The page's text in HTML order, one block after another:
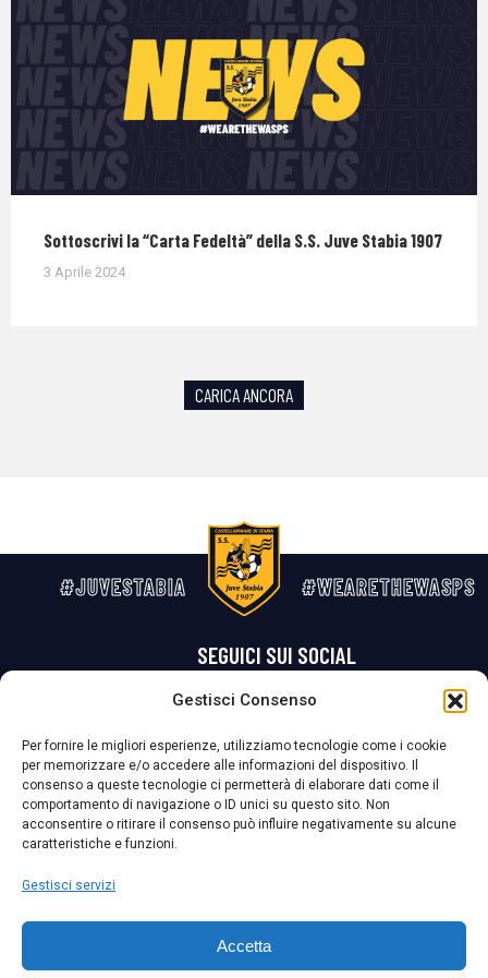
Gestisci Consenso
Per fornire le migliori esperienze, utilizziamo tecnologie come i cookie
per memorizzare e/o accedere alle informazioni del dispositivo. Il
consenso a queste tecnologie ci permetterà di elaborare dati come il
comportamento di navigazione o ID unici su questo sito. Non
acconsentire o ritirare il consenso può influire negativamente su alcune
caratteristiche e funzioni.
Gestisci servizi
Accetta
Sottoscrivi la “Carta Fedeltà” della S.S. Juve Stabia 1907
3 Aprile 2024
CARICA ANCORA
#JUVESTABIA #WEARETHEWASPS
SEGUICI SUI SOCIAL
La Società ha nominato il Responsabile della Protezione dei Dati Personali (DPO), figura specializzata che vigila sulle modalità adottate dalla
nostra Società per tutelare i Suoi dati personali.